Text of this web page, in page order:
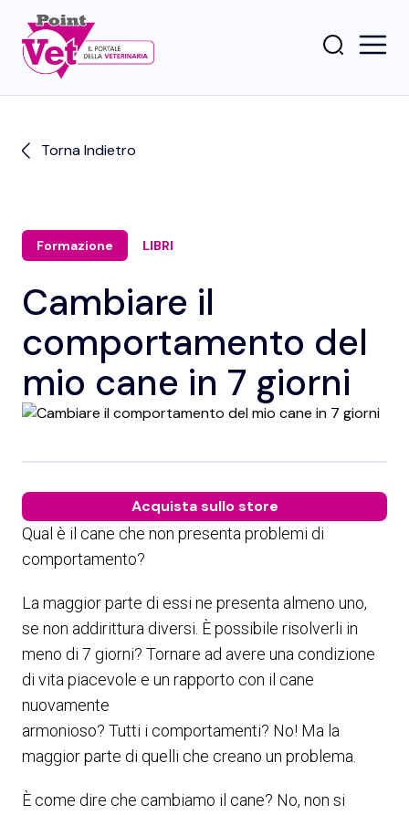
Torna Indietro
Formazione LIBRI
Cambiare il
comportamento del
mio cane in 7 giorni
Qual è il cane che non presenta problemi di
comportamento?
La maggior parte di essi ne presenta almeno uno,
se non addirittura diversi. È possibile risolverli in
meno di 7 giorni? Tornare ad avere una condizione
di vita piacevole e un rapporto con il cane
nuovamente
armonioso? Tutti i comportamenti? No! Ma la
maggior parte di quelli che creano un problema.
È come dire che cambiamo il cane? No, non si
Acquista sullo store